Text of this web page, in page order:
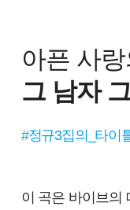
아픈 사랑
그 남자
#정규3집의_타이
이 곡은 바이브의